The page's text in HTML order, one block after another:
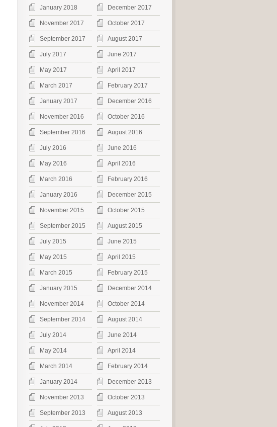
January 2018 December 2017
November 2017 October 2017
September 2017 August 2017
July 2017 June 2017
May 2017 April 2017
March 2017 February 2017
January 2017 December 2016
November 2016 October 2016
September 2016 August 2016
July 2016 June 2016
May 2016 April 2016
March 2016 February 2016
January 2016 December 2015
November 2015 October 2015
September 2015 August 2015
July 2015 June 2015
May 2015 April 2015
March 2015 February 2015
January 2015 December 2014
November 2014 October 2014
September 2014 August 2014
July 2014 June 2014
May 2014 April 2014
March 2014 February 2014
January 2014 December 2013
November 2013 October 2013
September 2013 August 2013